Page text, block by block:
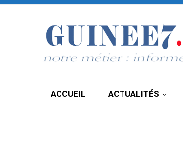
ACCUEIL ACTUALITÉS